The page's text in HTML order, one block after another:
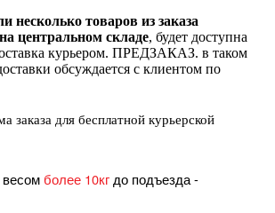
несколько товаров из заказа
центральном складе, будет доступна
курьером. ПРЕДЗАКАЗ. в таком
обсуждается с клиентом по
заказа для бесплатной курьерской
весомболее 10кгдо подъезда-